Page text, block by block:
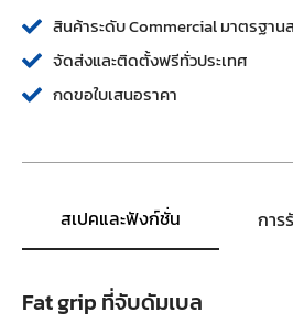
สินค้าระดับ Commercial มาตรฐาน
จัดส่งและติดตั้งฟรีทั่วประเทศ
กดขอใบเสนอราคา
สเปคและฟังก์ชั่น การ
Fat grip ที่จับดัมเบล